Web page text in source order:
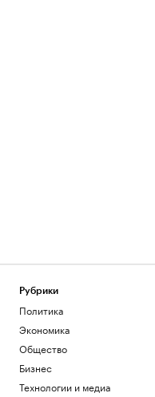
Рубрики
Политика
Экономика
Общество
Бизнес
Технологии и медиа